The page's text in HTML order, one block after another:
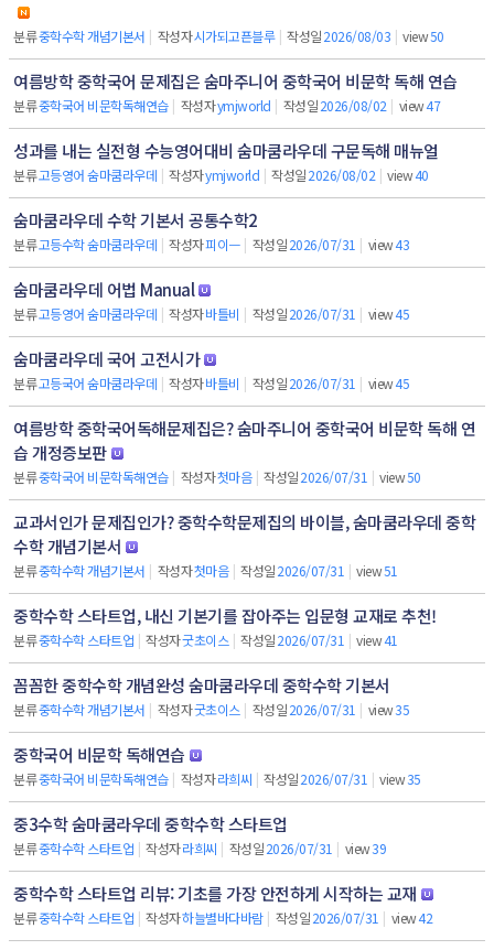
분류중학수학 개념기본서 | 작성자시가되고픈블루 | 작성일2026/08/03 | view50
여름방학 중학국어 문제집은 숨마주니어 중학국어 비문학 독해 연습
분류중학국어 비문학독해연습 | 작성자ymjworld | 작성일2026/08/02 | view47
성과를 내는 실전형 수능영어대비 숨마쿰라우데 구문독해 매뉴얼
분류고등영어 숨마쿰라우데 | 작성자ymjworld | 작성일2026/08/02 | view40
숨마쿰라우데 수학 기본서 공통수학2
분류고등수학 숨마쿰라우데 | 작성자피이ㅡ | 작성일2026/07/31 | view43
숨마쿰라우데 어법 Manual
분류고등영어 숨마쿰라우데 | 작성자바틀비 | 작성일2026/07/31 | view45
숨마쿰라우데 국어 고전시가
분류고등국어 숨마쿰라우데 | 작성자바틀비 | 작성일2026/07/31 | view45
여름방학 중학국어독해문제집은? 숨마주니어 중학국어 비문학 독해 연
습 개정증보판
분류중학국어 비문학독해연습 | 작성자첫마음 | 작성일2026/07/31 | view50
교과서인가 문제집인가? 중학수학문제집의 바이블, 숨마쿰라우데 중학
수학 개념기본서
분류중학수학 개념기본서 | 작성자첫마음 | 작성일2026/07/31 | view51
중학수학 스타트업, 내신 기본기를 잡아주는 입문형 교재로 추천!
분류중학수학 스타트업 | 작성자굿초이스 | 작성일2026/07/31 | view41
꼼꼼한 중학수학 개념완성 숨마쿰라우데 중학수학 기본서
분류중학수학 개념기본서 | 작성자굿초이스 | 작성일2026/07/31 | view35
중학국어 비문학 독해연습
분류중학국어 비문학독해연습 | 작성자라희씨 | 작성일2026/07/31 | view35
중3수학 숨마쿰라우데 중학수학 스타트업
분류중학수학 스타트업 | 작성자라희씨 | 작성일2026/07/31 | view39
중학수학 스타트업 리뷰: 기초를 가장 안전하게 시작하는 교재
분류중학수학 스타트업 | 작성자하늘별바다바람 | 작성일2026/07/31 | view42